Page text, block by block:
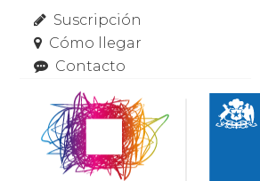
Suscripción
Cómo llegar
Contacto